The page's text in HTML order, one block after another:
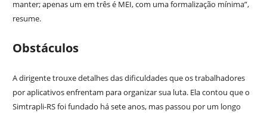
manter; apenas um em três é MEI, com uma formalização mínima”,
resume.
Obstáculos
A dirigente trouxe detalhes das dificuldades que os trabalhadores
por aplicativos enfrentam para organizar sua luta. Ela contou que o
Simtrapli-RS foi fundado há sete anos, mas passou por um longo